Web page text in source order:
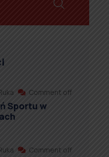
Comment off
Sportu w
Comment off